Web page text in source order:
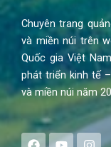
Chuyên trang
và miền núi trên
Quốc gia Việt
phát triển kinh tế
và miền núi năm
F
Y
I